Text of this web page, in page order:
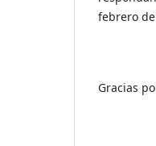
febrero
Gracias